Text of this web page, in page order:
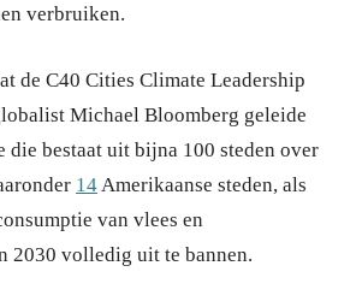
verbruiken.
de C40 Cities Climate Leadership
Michael Bloomberg geleide
die bestaat uit bijna 100 steden over
14Amerikaanse steden, als
van vlees en
2030 volledig uit te bannen.